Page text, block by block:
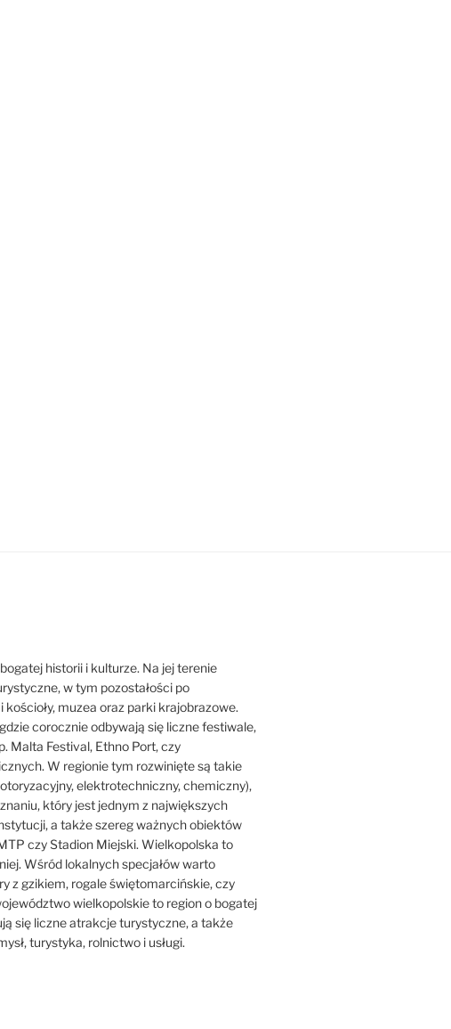
historii i kulturze. Na jej terenie
w tym pozostałości po
muzea oraz parki krajobrazowe.
corocznie odbywają się liczne festiwale,
Malta Festival, Ethno Port, czy
W regionie tym rozwinięte są takie
elektrotechniczny, chemiczny),
który jest jednym z największych
a także szereg ważnych obiektów
czy Stadion Miejski. Wielkopolska to
Wśród lokalnych specjałów warto
z gzikiem, rogale świętomarcińskie, czy
wielkopolskie to region o bogatej
się liczne atrakcje turystyczne, a także
turystyka, rolnictwo i usługi.